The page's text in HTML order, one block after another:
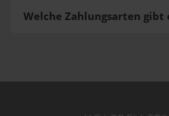
Welche Zahlungsarten gibt